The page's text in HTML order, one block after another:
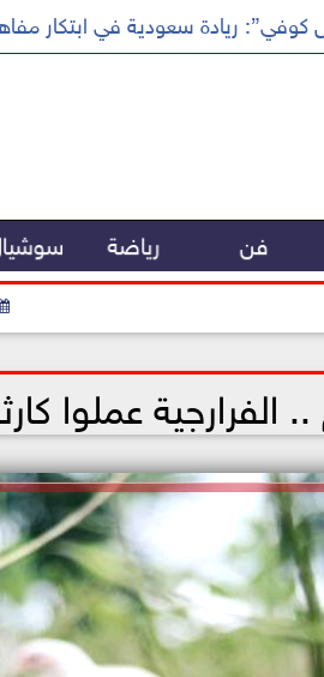
كوفي”: ريادة سعودية في ابتكار
فن رياضة
الفرارجية عملوا